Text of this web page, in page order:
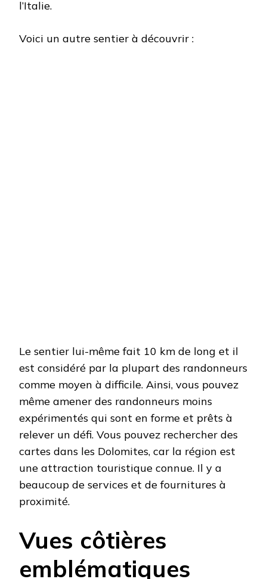
l’Italie.
Voici un autre sentier à découvrir :
Le sentier lui-même fait 10 km de long et il
est considéré par la plupart des randonneurs
comme moyen à difficile. Ainsi, vous pouvez
même amener des randonneurs moins
expérimentés qui sont en forme et prêts à
relever un défi. Vous pouvez rechercher des
cartes dans les Dolomites, car la région est
une attraction touristique connue. Il y a
beaucoup de services et de fournitures à
proximité.
Vues côtières
emblématiques